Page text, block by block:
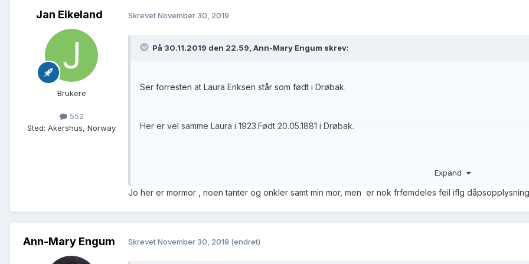
Jan Eikeland
Brukere
552
Sted: Akershus, Norway
SkrevetNovember 30, 2019
På 30.11.2019 den 22.59, Ann-Mary Engum skrev:
Ser forresten at Laura Eriksen står som født i Drøbak.
Her er vel samme Laura i 1923.Født 20.05.1881 i Drøbak.
Søkeresultat fra kommunal folketelling i
Født Erverv Arb.giv
Valborg Josefine Eriksen 12.09.1903
Expand
Jo her er mormor , noen tanter og onkler samt min mor, men er nok frfemdeles feil iflg
Ann-Mary Engum SkrevetNovember 30, 2019 (endret)